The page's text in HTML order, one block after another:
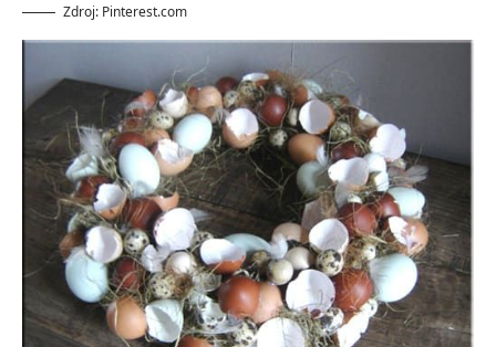
Zdroj: Pinterest.com